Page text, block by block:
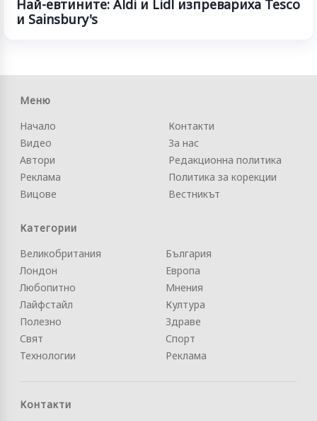
Най-евтините: Aldi и Lidl изпревариха Tesco
и Sainsbury's
Меню
Начало
Видео
Автори
Реклама
Вицове
Контакти
За нас
Редакционна политика
Политика за корекции
Вестникът
Категории
Великобритания
Лондон
Любопитно
Лайфстайл
Полезно
Свят
Технологии
България
Европа
Мнения
Култура
Здраве
Спорт
Реклама
Контакти